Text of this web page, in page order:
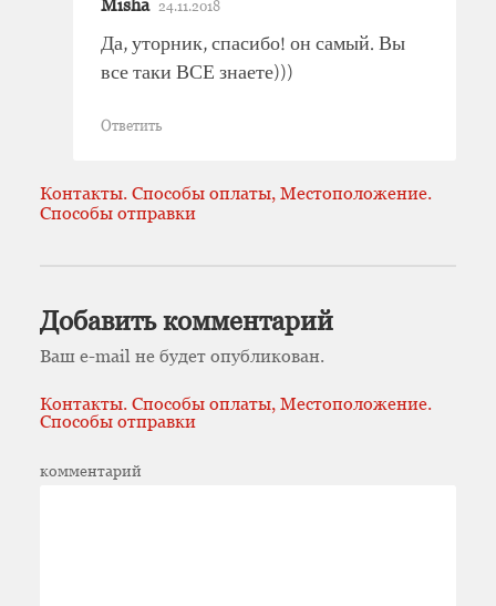
Misha 24.11.2018
Да, уторник, спасибо! он самый. Вы
все таки ВСЕ знаете)))
Ответить
Контакты. Способы оплаты, Местоположение.
Способы отправки
Добавить комментарий
Ваш e-mail не будет опубликован.
Контакты. Способы оплаты, Местоположение.
Способы отправки
комментарий